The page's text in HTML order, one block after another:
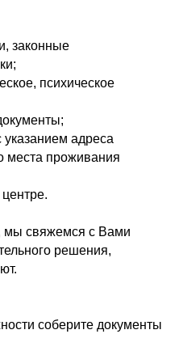
законные
психическое
адреса
места проживания
мы свяжемся с Вами
решения,
соберите документы